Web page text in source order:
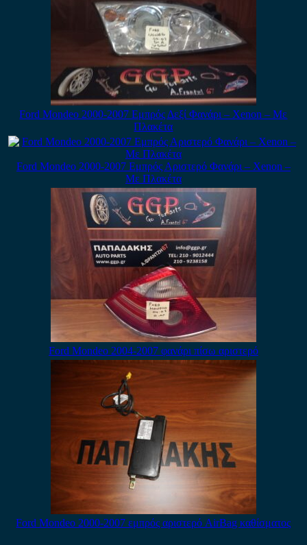
Ford Mondeo 2000-2007 Εμπρός Δεξί Φανάρι – Xenon – Με
Πλακέτα
Ford Mondeo 2000-2007 Εμπρός Αριστερό Φανάρι – Xenon –
Με Πλακέτα
Ford Mondeo 2004-2007 φανάρι πίσω αριστερό
Ford Mondeo 2000-2007 εμπρός αριστερό AirBag καθίσματος